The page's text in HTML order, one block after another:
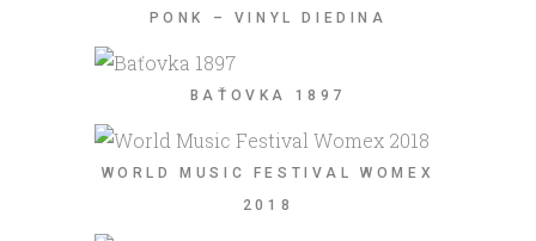
PONK – VINYL DIEDINA
BAŤOVKA 1897
WORLD MUSIC FESTIVAL WOMEX
2018